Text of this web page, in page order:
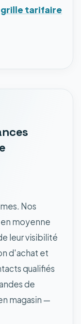
tarifaire
Nos
moyenne
leur visibilité
d'achat et
qualifiés
de
magasin —